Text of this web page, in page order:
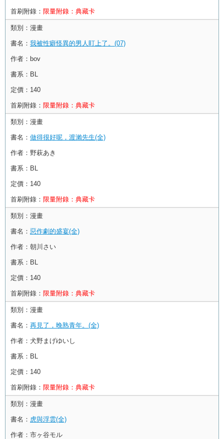
首刷附錄： 限量附錄：典藏卡
類別： 漫畫
書名： 我被性癖怪異的男人盯上了。(07)
作者： bov
書系： BL
定價： 140
首刷附錄： 限量附錄：典藏卡
類別： 漫畫
書名： 做得很好呢，渡瀨先生(全)
作者： 野萩あき
書系： BL
定價： 140
首刷附錄： 限量附錄：典藏卡
類別： 漫畫
書名： 惡作劇的盛宴(全)
作者： 朝川さい
書系： BL
定價： 140
首刷附錄： 限量附錄：典藏卡
類別： 漫畫
書名： 再見了，晚熟青年。(全)
作者： 犬野まげゆいし
書系： BL
定價： 140
首刷附錄： 限量附錄：典藏卡
類別： 漫畫
書名： 虎與浮雲(全)
作者： 市ヶ谷モル